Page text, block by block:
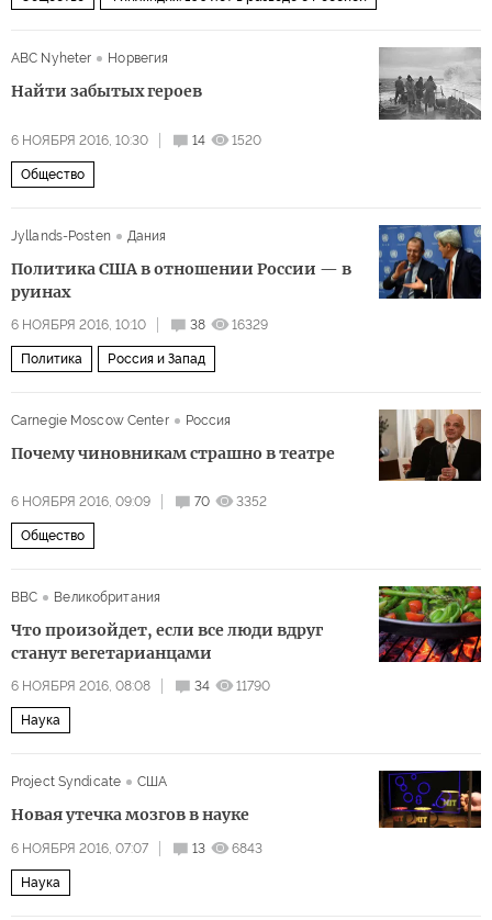
ABC Nyheter Норвегия
Найти забытых героев
6 НОЯБРЯ 2016, 10:30 14 1520
Общество
Jyllands-Posten Дания
Политика США в отношении России — в
руинах
6 НОЯБРЯ 2016, 10:10 38 16329
Политика Россия и Запад
Carnegie Moscow Center Россия
Почему чиновникам страшно в театре
6 НОЯБРЯ 2016, 09:09 70 3352
Общество
BBC Великобритания
Что произойдет, если все люди вдруг
станут вегетарианцами
6 НОЯБРЯ 2016, 08:08 34 11790
Наука
Project Syndicate США
Новая утечка мозгов в науке
6 НОЯБРЯ 2016, 07:07 13 6843
Наука